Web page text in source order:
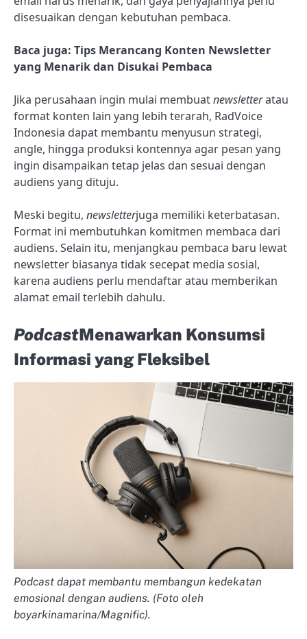
disesuaikan dengan kebutuhan pembaca.
Baca juga: Tips Merancang Konten Newsletter
yang Menarik dan Disukai Pembaca
Jika perusahaan ingin mulai membuatnewsletteratau
format konten lain yang lebih terarah, RadVoice
Indonesia dapat membantu menyusun strategi,
angle, hingga produksi kontennya agar pesan yang
ingin disampaikan tetap jelas dan sesuai dengan
audiens yang dituju.
Meski begitu, newsletterjuga memiliki keterbatasan.
Format ini membutuhkan komitmen membaca dari
audiens. Selain itu, menjangkau pembaca baru lewat
newsletter biasanya tidak secepat media sosial,
karena audiens perlu mendaftar atau memberikan
alamat email terlebih dahulu.
PodcastMenawarkan Konsumsi
Informasi yang Fleksibel
Podcast dapat membantu membangun kedekatan
emosional dengan audiens. (Foto oleh
boyarkinamarina/Magnific).